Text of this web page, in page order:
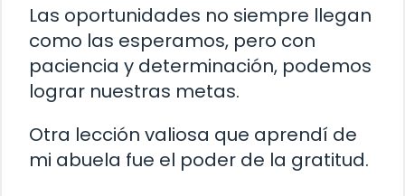
Las oportunidades no siempre llegan
como las esperamos, pero con
paciencia y determinación, podemos
lograr nuestras metas.
Otra lección valiosa que aprendí de
mi abuela fue el poder de la gratitud.